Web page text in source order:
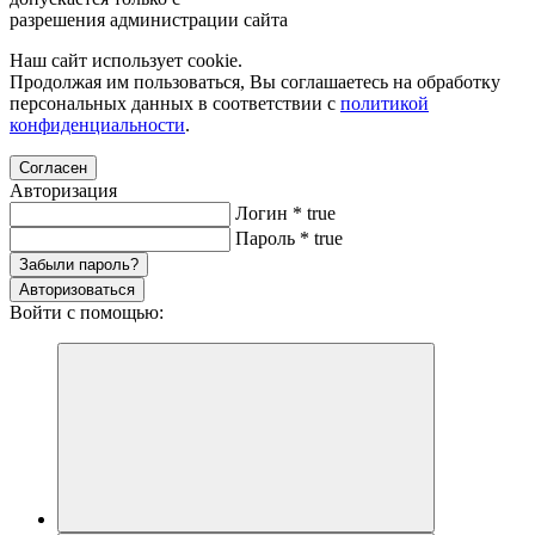
разрешения администрации сайта
Наш сайт использует cookie.
Продолжая им пользоваться, Вы соглашаетесь на обработку
персональных данных в соответствии с политикой
конфиденциальности.
Согласен
Авторизация
Логин * true
Пароль * true
Забыли пароль?
Авторизоваться
Войти с помощью: